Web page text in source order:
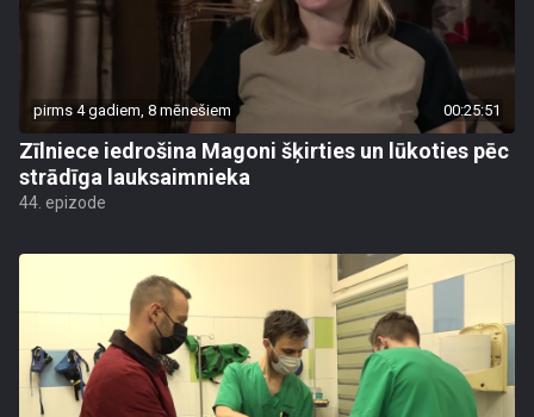
pirms 4 gadiem, 8 mēnešiem 00:25:51
Zīlniece iedrošina Magoni šķirties un lūkoties pēc
strādīga lauksaimnieka
44. epizode